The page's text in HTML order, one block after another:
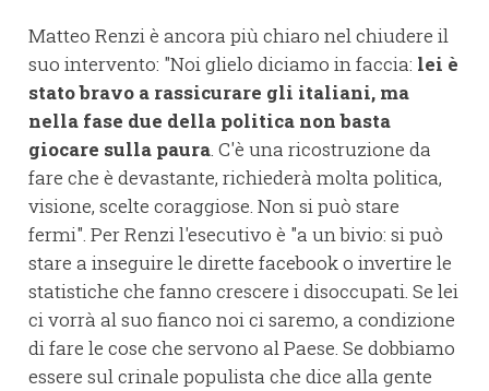
Matteo Renzi è ancora più chiaro nel chiudere il
suo intervento: "Noi glielo diciamo in faccia: lei è
stato bravo a rassicurare gli italiani, ma
nella fase due della politica non basta
giocare sulla paura. C'è una ricostruzione da
fare che è devastante, richiederà molta politica,
visione, scelte coraggiose. Non si può stare
fermi". Per Renzi l'esecutivo è "a un bivio: si può
stare a inseguire le dirette facebook o invertire le
statistiche che fanno crescere i disoccupati. Se lei
ci vorrà al suo fianco noi ci saremo, a condizione
di fare le cose che servono al Paese. Se dobbiamo
essere sul crinale populista che dice alla gente